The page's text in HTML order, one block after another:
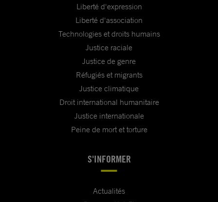
Liberté d'expression
Liberté d'association
Technologies et droits humains
Justice raciale
Justice de genre
Réfugiés et migrants
Justice climatique
Droit international humanitaire
Justice internationale
Peine de mort et torture
S'INFORMER
Actualités